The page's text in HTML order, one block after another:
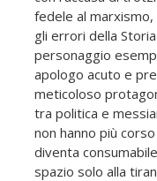
fedele al
gli errori della
personaggio
apologo acuto e
meticoloso
tra politica e
non hanno più
diventa
spazio solo alla